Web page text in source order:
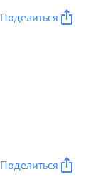
Поделиться
Поделиться